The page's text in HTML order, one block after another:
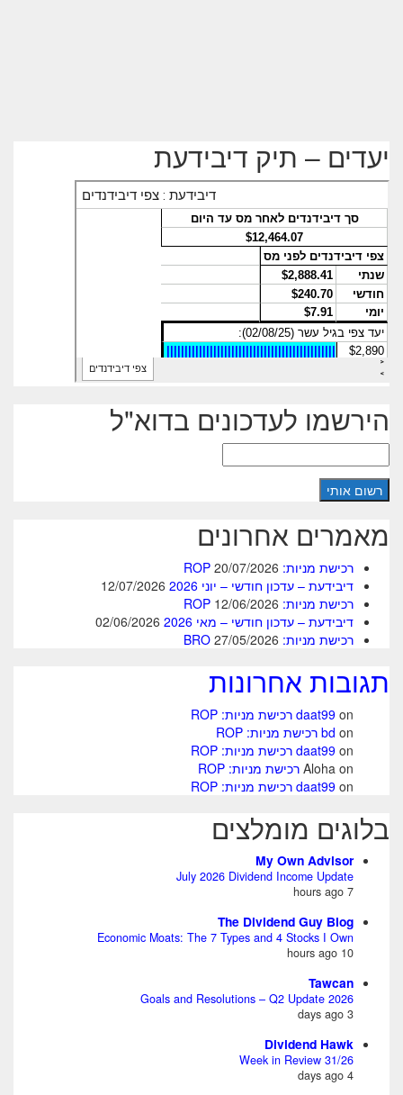
יעדים – תיק דיבידעת
הירשמו לעדכונים בדוא"ל
מאמרים אחרונים
רכישת מניות: ROP 20/07/2026
דיבידעת – עדכון חודשי – יוני 2026
12/07/2026
רכישת מניות: ROP 12/06/2026
דיבידעת – עדכון חודשי – מאי 2026
02/06/2026
רכישת מניות: BRO 27/05/2026
תגובות אחרונות
daat99 on
רכישת מניות: ROP
bd on
רכישת מניות: ROP
daat99 on
רכישת מניות: ROP
Aloha on
רכישת מניות: ROP
daat99 on רכישת מניות: ROP
בלוגים מומלצים
My Own Advisor
July 2026 Dividend Income Update
7 hours ago
The Dividend Guy Blog
Economic Moats: The 7 Types and 4 Stocks I Own
10 hours ago
Tawcan
2026 Goals and Resolutions – Q2 Update
3 days ago
Dividend Hawk
Week in Review 31/26
4 days ago